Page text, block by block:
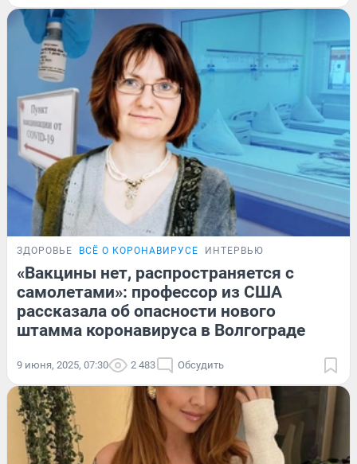
ЗДОРОВЬЕ ВСЁ О КОРОНАВИРУСЕ ИНТЕРВЬЮ
«Вакцины нет, распространяется с
самолетами»: профессор из США
рассказала об опасности нового
штамма коронавируса в Волгограде
9 июня, 2025, 07:30 2 483 Обсудить